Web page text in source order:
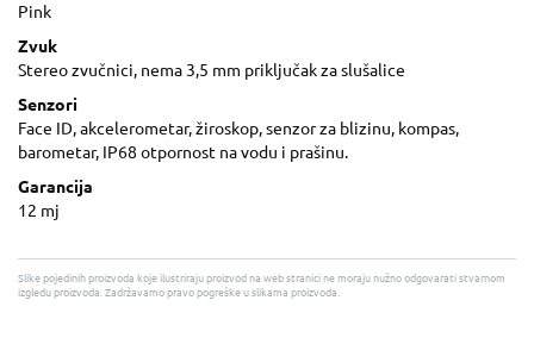
Pink
Zvuk
Stereo zvučnici, nema 3,5 mm priključak za slušalice
Senzori
Face ID, akcelerometar, žiroskop, senzor za blizinu, kompas,
barometar, IP68 otpornost na vodu i prašinu.
Garancija
12 mj
Slike pojedinih proizvoda koje ilustriraju proizvod na web stranici ne moraju nužno odgovarati stvarnom
izgledu proizvoda. Zadržavamo pravo pogreške u slikama proizvoda.